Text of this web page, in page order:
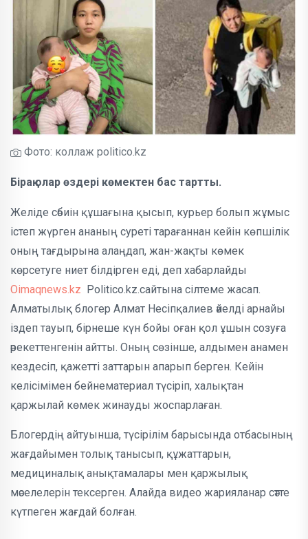
Фото: коллаж politico.kz
Бірақ олар өздері көмектен бас тартты.
Желіде сәбиін құшағына қысып, курьер болып жұмыс
істеп жүрген ананың суреті тарағаннан кейін көпшілік
оның тағдырына алаңдап, жан-жақты көмек
көрсетуге ниет білдірген еді, деп хабарлайды
Oimaqnews.kz Politico.kz.сайтына сілтеме жасап.
Алматылық блогер Алмат Несіпқалиев әйелді арнайы
іздеп тауып, бірнеше күн бойы оған қол ұшын созуға
әрекеттенгенін айтты. Оның сөзінше, алдымен анамен
кездесіп, қажетті заттарын апарып берген. Кейін
келісімімен бейнематериал түсіріп, халықтан
қаржылай көмек жинауды жоспарлаған.
Блогердің айтуынша, түсірілім барысында отбасының
жағдайымен толық танысып, құжаттарын,
медициналық анықтамалары мен қаржылық
мәселелерін тексерген. Алайда видео жарияланар сәтте
күтпеген жағдай болған.